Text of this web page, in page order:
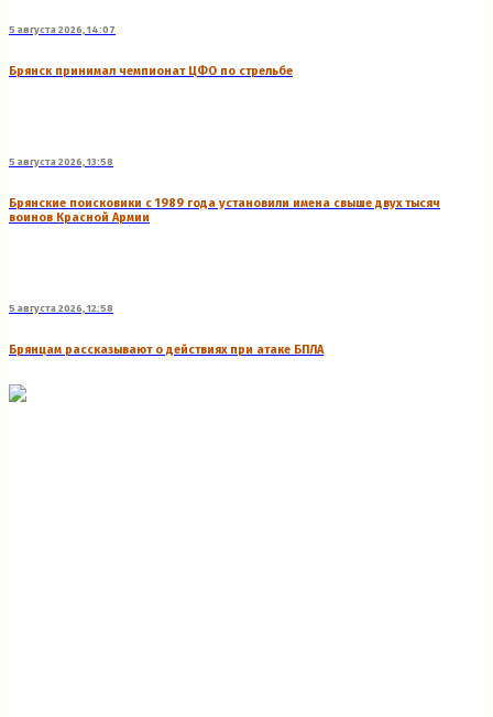
5 августа 2026, 14:07
Брянск принимал чемпионат ЦФО по стрельбе
5 августа 2026, 13:58
Брянские поисковики с 1989 года установили имена свыше двух тысяч
воинов Красной Армии
5 августа 2026, 12:58
Брянцам рассказывают о действиях при атаке БПЛА